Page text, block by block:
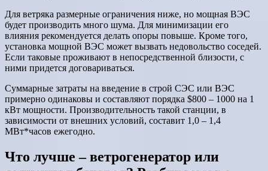
Для ветряка размерные ограничения ниже, но мощная ВЭС
будет производить много шума. Для минимизации его
влияния рекомендуется делать опоры повыше. Кроме того,
установка мощной ВЭС может вызвать недовольство соседей.
Если таковые проживают в непосредственной близости, с
ними придется договариваться.
Суммарные затраты на введение в строй СЭС или ВЭС
примерно одинаковы и составляют порядка $800 – 1000 на 1
кВт мощности. Производительность такой станции, в
зависимости от внешних условий, составит 1,0 – 1,4
МВт*часов ежегодно.
Что лучше – ветрогенератор или